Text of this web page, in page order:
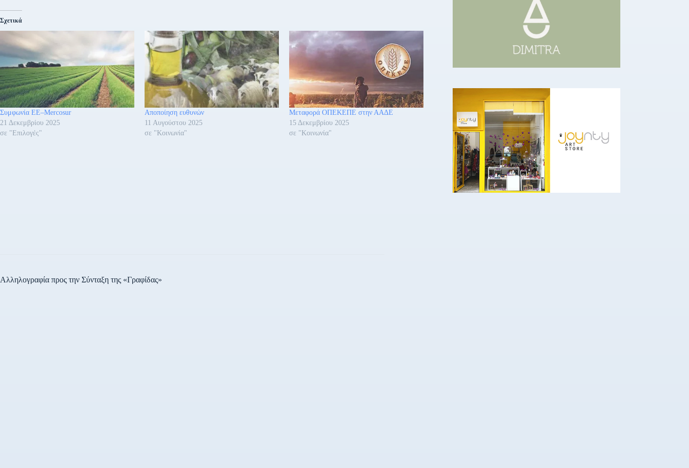
Σχετικά
Συμφωνία ΕΕ–Mercosur
21 Δεκεμβρίου 2025
σε "Επιλογές"
Αποποίηση ευθυνών
11 Αυγούστου 2025
σε "Κοινωνία"
Μεταφορά ΟΠΕΚΕΠΕ στην ΑΑΔΕ
15 Δεκεμβρίου 2025
σε "Κοινωνία"
Αλληλογραφία προς την Σύνταξη της «Γραφίδας»